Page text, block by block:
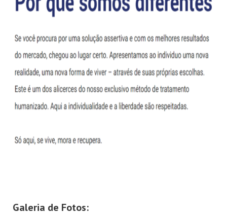
Galeria de Fotos: